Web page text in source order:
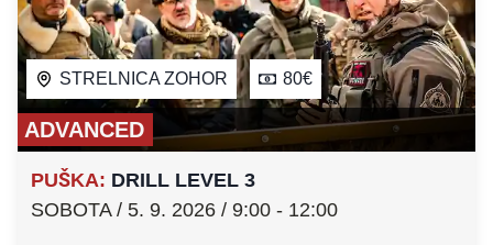
STRELNICA ZOHOR 80€
ADVANCED
PUŠKA: DRILL LEVEL 3
SOBOTA / 5. 9. 2026 / 9:00 - 12:00